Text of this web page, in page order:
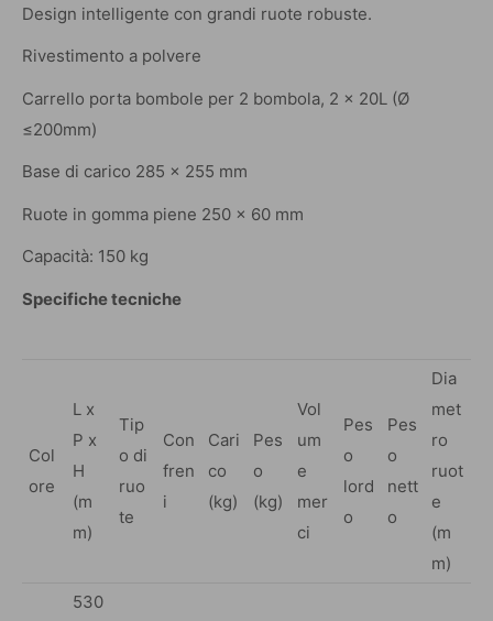
Design intelligente con grandi ruote robuste.
Rivestimento a polvere
Carrello porta bombole per 2 bombola, 2 x 20L (Ø
≤200mm)
Base di carico 285 x 255 mm
Ruote in gomma piene 250 x 60 mm
Capacità: 150 kg
Specifiche tecniche
Col
ore
L x
P x
H
(m
m)
Tip
o di
ruo
te
Con
fren
i
Cari
co
(kg)
Pes
o
(kg)
Vol
um
e
mer
ci
Pes
o
lord
o
Pes
o
nett
o
Dia
met
ro
ruot
e
(m
m)
530